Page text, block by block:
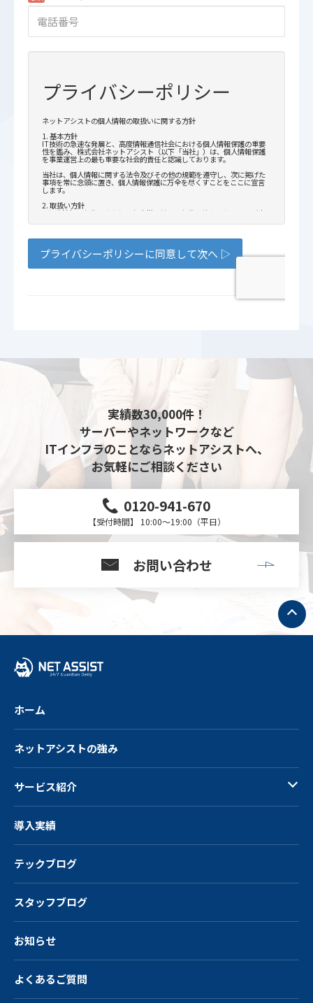
実績数30,000件！
サーバーやネットワークなど
ITインフラのことならネットアシストへ、
お気軽にご相談ください
0120-941-670
【受付時間】 10:00～19:00（平日）
お問い合わせ
ト
ッ
プ
へ
ホーム
ネットアシストの強み
サービス紹介
導入実績
テックブログ
スタッフブログ
お知らせ
よくあるご質問